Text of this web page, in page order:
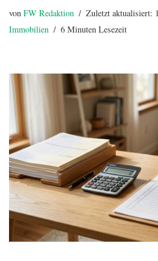
von FW Redaktion
Zuletzt aktualisiert:
Immobilien
6 Minuten Lesezeit